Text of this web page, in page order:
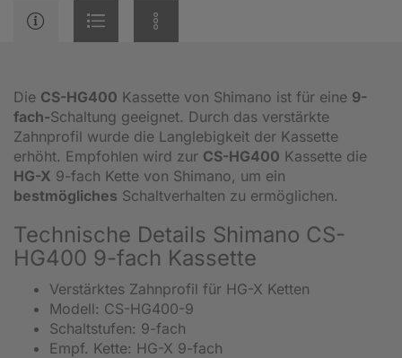
Die CS-HG400 Kassette von Shimano ist für eine 9-
fach-Schaltung geeignet. Durch das verstärkte
Zahnprofil wurde die Langlebigkeit der Kassette
erhöht. Empfohlen wird zur CS-HG400 Kassette die
HG-X 9-fach Kette von Shimano, um ein
bestmögliches Schaltverhalten zu ermöglichen.
Technische Details Shimano CS-
HG400 9-fach Kassette
Verstärktes Zahnprofil für HG-X Ketten
Modell: CS-HG400-9
Schaltstufen: 9-fach
Empf. Kette: HG-X 9-fach